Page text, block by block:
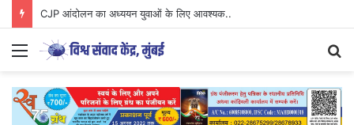
CJP आंदोलन का अध्ययन युवाओं के लिए आवश्यक..
Menu